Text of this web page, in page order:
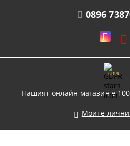
0896
GDPR
Нашият онлайн магазин е
Моите